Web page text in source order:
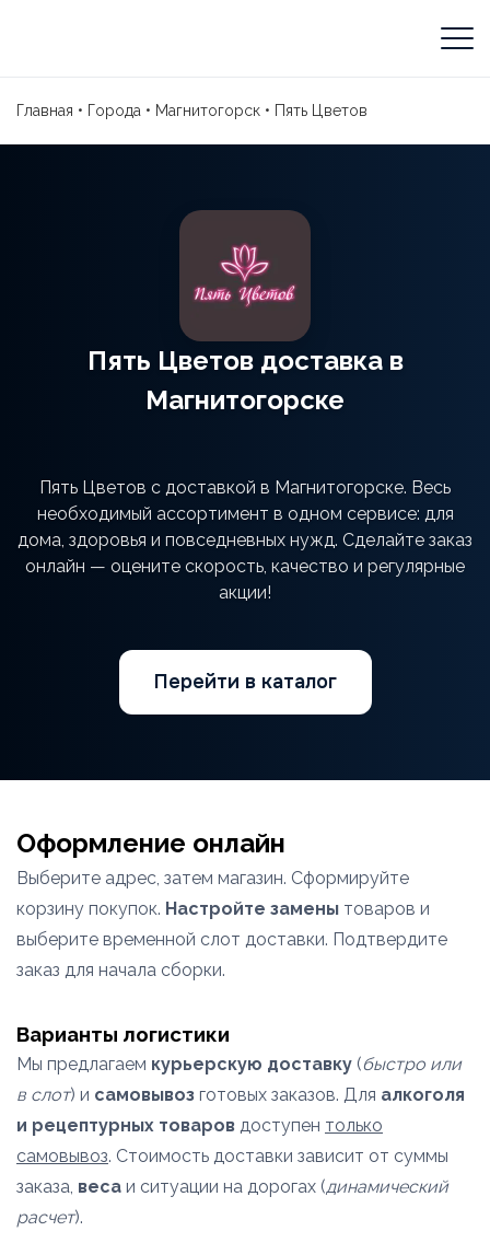
Главная • Города • Магнитогорск • Пять Цветов
Пять Цветов доставка в
Магнитогорске
Пять Цветов с доставкой в Магнитогорске. Весь
необходимый ассортимент в одном сервисе: для
дома, здоровья и повседневных нужд. Сделайте заказ
онлайн — оцените скорость, качество и регулярные
акции!
Перейти в каталог
Оформление онлайн
Выберите адрес, затем магазин. Сформируйте
корзину покупок. Настройте замены товаров и
выберите временной слот доставки. Подтвердите
заказ для начала сборки.
Варианты логистики
Мы предлагаем курьерскую доставку (быстро или
в слот) и самовывоз готовых заказов. Для алкоголя
и рецептурных товаров доступен только
самовывоз. Стоимость доставки зависит от суммы
заказа, веса и ситуации на дорогах (динамический
расчет).